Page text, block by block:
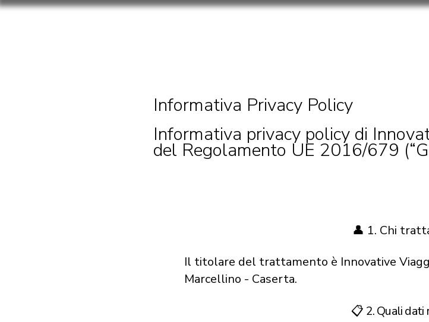
Informativa Privacy Policy
Informativa privacy policy di
del Regolamento UE 2016/679
👤 1. Chi
Il titolare del trattamento è Innovative
Marcellino - Caserta.
📋 2. Quali dati